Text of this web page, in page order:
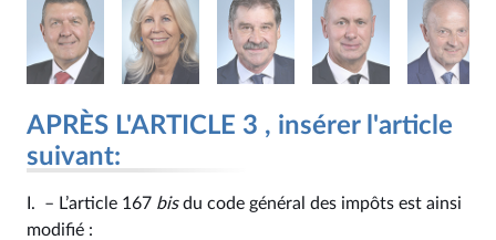
APRÈS L'ARTICLE 3 , insérer l'article
suivant:
I. – L’article 167 bisdu code général des impôts est ainsi
modifié :